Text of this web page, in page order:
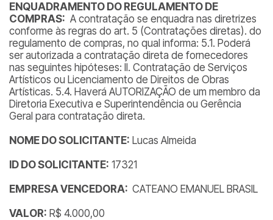
ENQUADRAMENTO DO REGULAMENTO DE
COMPRAS: A contratação se enquadra nas diretrizes
conforme às regras do art. 5 (Contratações diretas). do
regulamento de compras, no qual informa: 5.1. Poderá
ser autorizada a contratação direta de fornecedores
nas seguintes hipóteses: II. Contratação de Serviços
Artísticos ou Licenciamento de Direitos de Obras
Artísticas. 5.4. Haverá AUTORIZAÇÃO de um membro da
Diretoria Executiva e Superintendência ou Gerência
Geral para contratação direta.
NOME DO SOLICITANTE: Lucas Almeida
ID DO SOLICITANTE: 17321
EMPRESA VENCEDORA: CATEANO EMANUEL BRASIL
VALOR: R$ 4.000,00